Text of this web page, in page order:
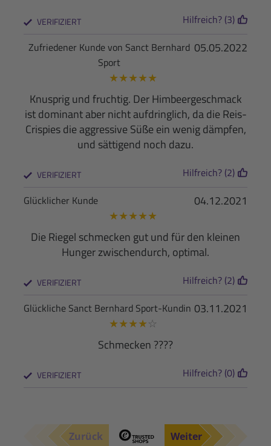
VERIFIZIERT Hilfreich? (3)
05.05.2022
Zufriedener Kunde von Sanct Bernhard
Sport
★★★★★
Knusprig und fruchtig. Der Himbeergeschmack
ist dominant aber nicht aufdringlich, da die Reis-
Crispies die aggressive Süße ein wenig dämpfen,
und sättigend noch dazu.
VERIFIZIERT Hilfreich? (2)
04.12.2021
Glücklicher Kunde
★★★★★
Die Riegel schmecken gut und für den kleinen
Hunger zwischendurch, optimal.
VERIFIZIERT Hilfreich? (2)
03.11.2021
Glückliche Sanct Bernhard Sport-Kundin
★★★★☆
Schmecken ????
VERIFIZIERT Hilfreich? (0)
Zurück Weiter